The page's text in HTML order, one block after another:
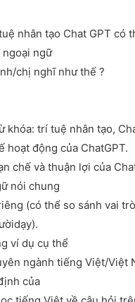
nhân tạo Chat GPT có
ngữ
chị nghĩ như thế ?
khóa: trí tuệ nhân tạo,
hoạt động của ChatGPT.
chế và thuận lợi của
nói chung
(có thể so sánh vai
ví dụ cụ thể
ngành tiếng Việt/Việt
của